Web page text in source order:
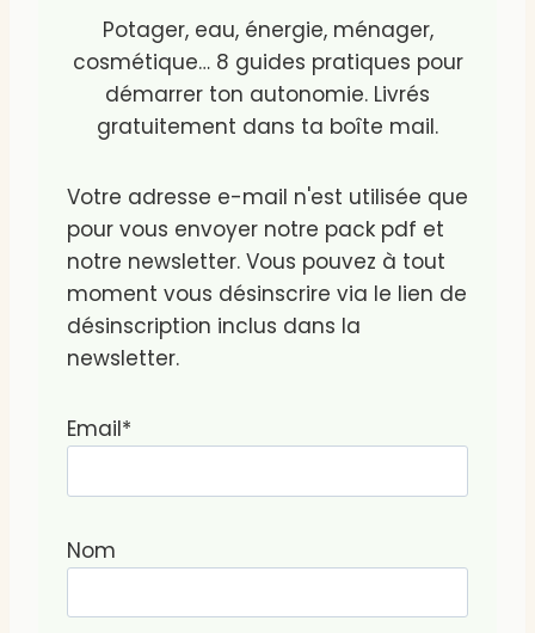
Potager, eau, énergie, ménager,
cosmétique… 8 guides pratiques pour
démarrer ton autonomie. Livrés
gratuitement dans ta boîte mail.
Votre adresse e-mail n'est utilisée que
pour vous envoyer notre pack pdf et
notre newsletter. Vous pouvez à tout
moment vous désinscrire via le lien de
désinscription inclus dans la
newsletter.
Email*
Nom